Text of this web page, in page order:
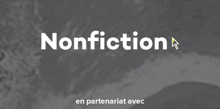
en partenariat avec